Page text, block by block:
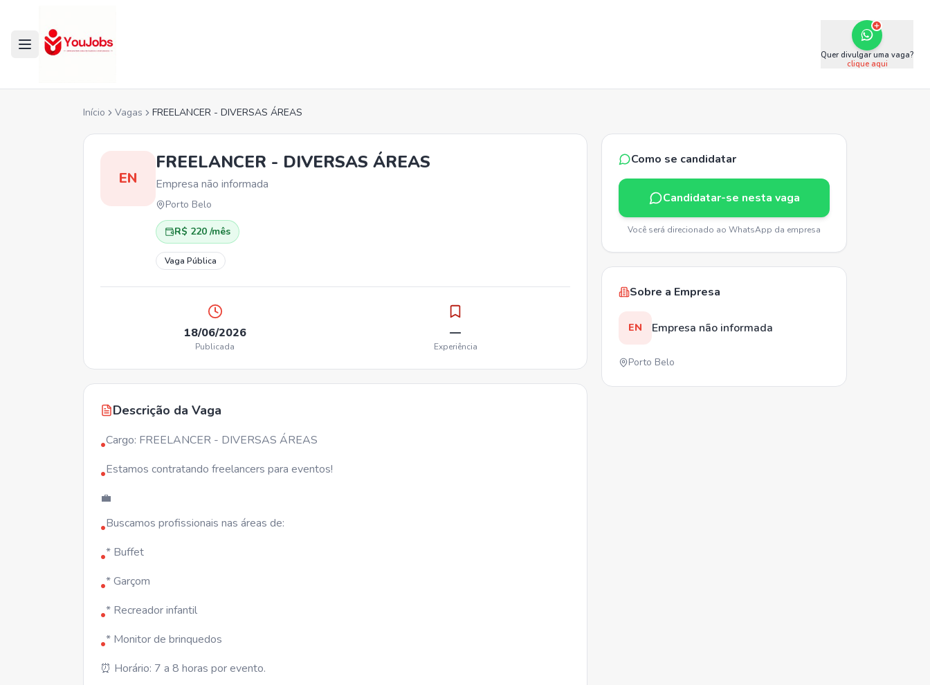
Quer divulgar uma vaga?
clique aqui
Início Vagas FREELANCER - DIVERSAS ÁREAS
EN
FREELANCER - DIVERSAS ÁREAS
Empresa não informada
Porto Belo
R$ 220 /mês
Vaga Pública
18/06/2026
Publicada
—
Experiência
Descrição da Vaga
•Cargo: FREELANCER - DIVERSAS ÁREAS
•Estamos contratando freelancers para eventos!
💼
•Buscamos profissionais nas áreas de:
•* Buffet
•* Garçom
•* Recreador infantil
•* Monitor de brinquedos
⏰ Horário: 7 a 8 horas por evento.
Como se candidatar
Candidatar-se nesta vaga
Você será direcionado ao WhatsApp da empresa
Sobre a Empresa
EN Empresa não informada
Porto Belo